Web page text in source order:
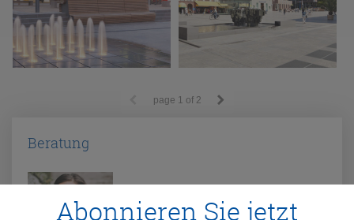
Abonnieren Sie jetzt
page 1 of 2
Beratung